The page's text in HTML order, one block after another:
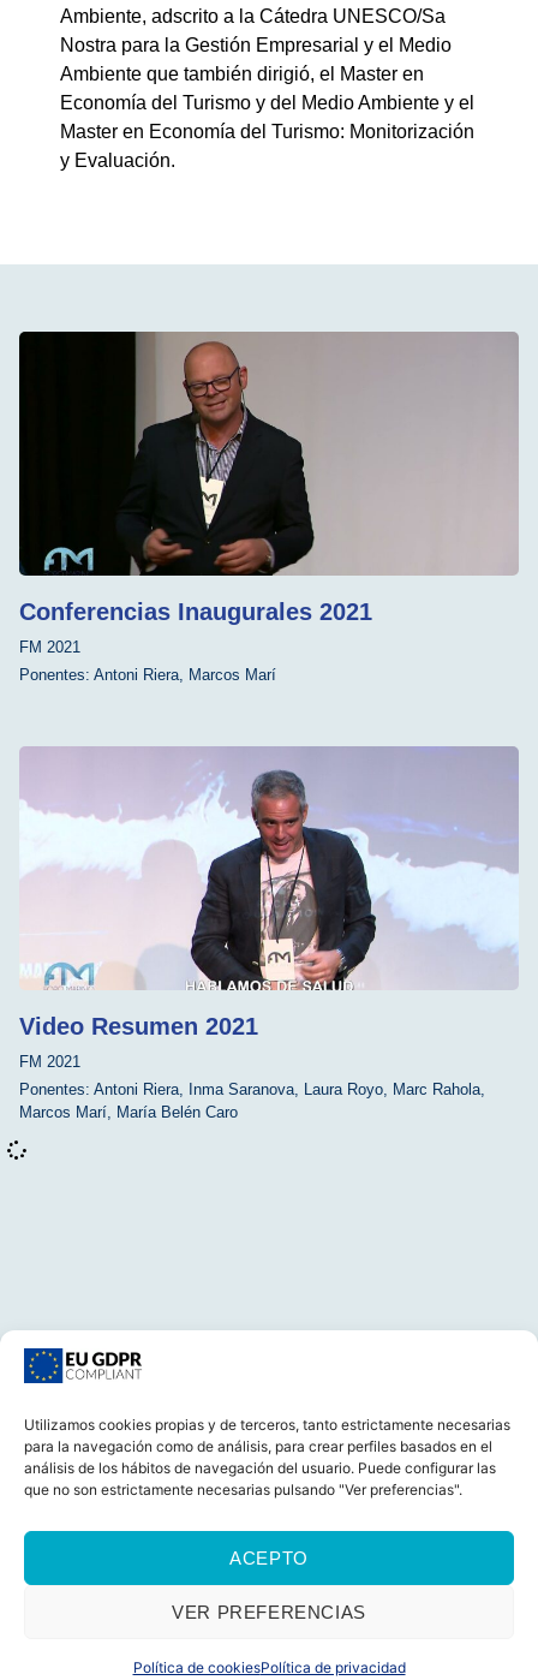
Utilizamos cookies propias y de terceros, tanto estrictamente necesarias
para la navegación como de análisis, para crear perfiles basados en el
análisis de los hábitos de navegación del usuario. Puede configurar las
que no son estrictamente necesarias pulsando "Ver preferencias".
ACEPTO
VER PREFERENCIAS
Política de cookiesPolítica de privacidad
Ambiente, adscrito a la Cátedra UNESCO/Sa
Nostra para la Gestión Empresarial y el Medio
Ambiente que también dirigió, el Master en
Economía del Turismo y del Medio Ambiente y el
Master en Economía del Turismo: Monitorización
y Evaluación.
Conferencias Inaugurales 2021
FM 2021
Ponentes: Antoni Riera Marcos Marí
Video Resumen 2021
FM 2021
Ponentes: Antoni Riera Inma Saranova Laura Royo Marc Rahola
Marcos Marí María Belén Caro
CONTACTA
POLÍTICA DE COOKIES (UE)
POLÍTICA DE PRIVACIDAD